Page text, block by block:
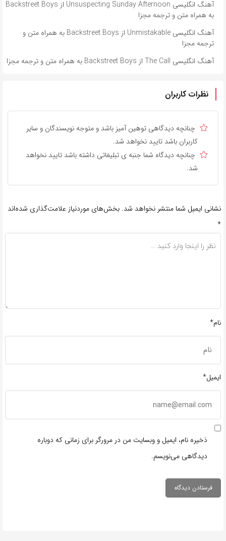
آهنگ انگلیسی Unsuspecting Sunday Afternoon از Backstreet Boys
به همراه متن و ترجمه مجزا
آهنگ انگلیسی Unmistakable از Backstreet Boys به همراه متن و
ترجمه مجزا
آهنگ انگلیسی The Call از Backstreet Boys به همراه متن و ترجمه مجزا
نظرات کاربران
چنانچه دیدگاهی توهین آمیز باشد و متوجه نویسندگان و سایر
کاربران باشد تایید نخواهد شد.
چنانچه دیدگاه شما جنبه ی تبلیغاتی داشته باشد تایید نخواهد
شد.
نشانی ایمیل شما منتشر نخواهد شد. بخش‌های موردنیاز علامت‌گذاری شده‌اند
*
نام*
ایمیل*
ذخیره نام، ایمیل و وبسایت من در مرورگر برای زمانی که دوباره
دیدگاهی می‌نویسم.